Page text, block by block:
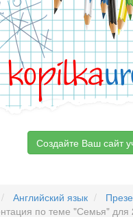
kopilka
Создайте Ваш сайт
Английский язык
по теме "Семья" для